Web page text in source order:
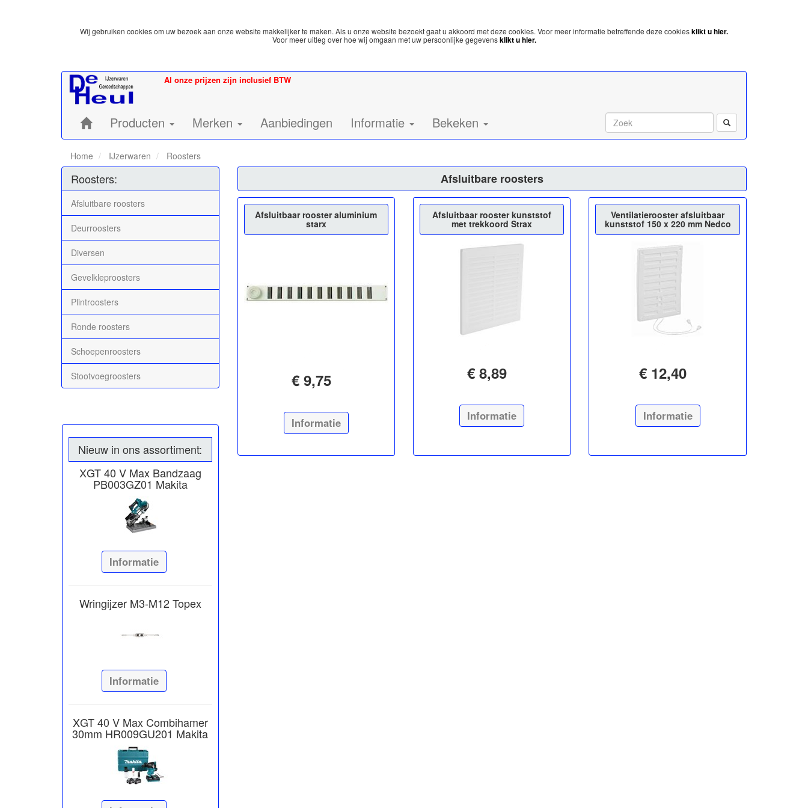
Wij gebruiken cookies om uw bezoek aan onze website makkelijker te maken. Als u onze website bezoekt gaat u akkoord met deze cookies. Voor meer informatie betreffende deze cookiesklikt u hier.
Voor meer uitleg over hoe wij omgaan met uw persoonlijke gegevensklikt u hier.
Al onze prijzen zijn inclusief BTW
Home:Producten Merken Aanbiedingen Informatie Bekeken
Home IJzerwaren Roosters
Roosters:
Afsluitbare roosters
Deurroosters
Diversen
Gevelkleproosters
Plintroosters
Ronde roosters
Schoepenroosters
Stootvoegroosters
Nieuw in ons assortiment:
XGT 40 V Max Bandzaag
PB003GZ01 Makita
Informatie
Wringijzer M3-M12 Topex
Informatie
XGT 40 V Max Combihamer
30mm HR009GU201 Makita
Afsluitbare roosters
Afsluitbaar rooster aluminium
starx
€ 9,75
Informatie
Afsluitbaar rooster kunststof
met trekkoord Strax
€ 8,89
Informatie
Ventilatierooster afsluitbaar
kunststof 150 x 220 mm Nedco
€ 12,40
Informatie